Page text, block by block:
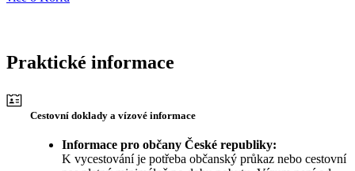
Praktické informace
Cestovní doklady a vízové informace
Informace pro občany České republiky:
K vycestování je potřeba občanský průkaz nebo cestovní